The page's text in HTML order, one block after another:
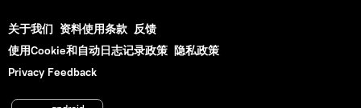
关于我们 资料使用条款 反馈
使用Cookie和自动日志记录政策 隐私政策
Privacy Feedback